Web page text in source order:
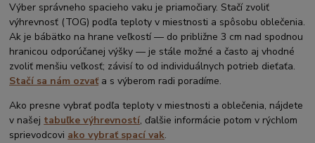
Výber správneho spacieho vaku je priamočiary. Stačí zvoliť
výhrevnosť (TOG) podľa teploty v miestnosti a spôsobu oblečenia.
Ak je bábätko na hrane veľkostí — do približne 3 cm nad spodnou
hranicou odporúčanej výšky — je stále možné a často aj vhodné
zvoliť menšiu veľkosť; závisí to od individuálnych potrieb dieťaťa.
Stačí sa nám ozvaťa s výberom radi poradíme.
Ako presne vybrať podľa teploty v miestnosti a oblečenia, nájdete
v našej tabuľke výhrevností, ďalšie informácie potom v rýchlom
sprievodcovi ako vybrať spací vak.